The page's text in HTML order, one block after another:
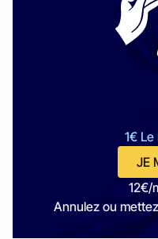
1€
JE
12€/
Annulez ou